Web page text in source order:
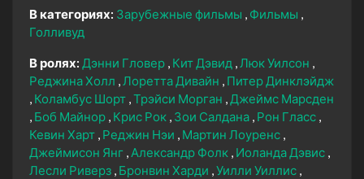
В категориях: Зарубежные фильмы
Фильмы
Голливуд
В ролях: Дэнни Гловер Кит Дэвид
Люк Уилсон
Реджина Холл
Лоретта Дивайн
Питер Динклэйдж
Коламбус Шорт Трэйси Морган
Джеймс Марсден
Боб Майнор Крис Рок Зои Салдана Рон Гласс
Кевин Харт Реджин Нэи
Мартин Лоуренс
Джеймисон Янг Александр Фолк Иоланда Дэвис
Лесли Риверз Бронвин Харди Уилли Уиллис